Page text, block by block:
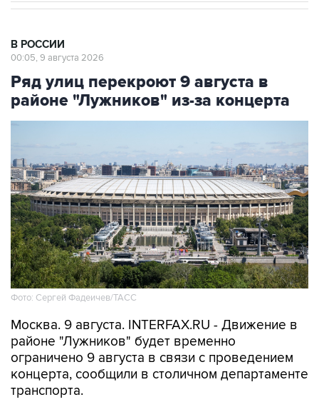
В РОССИИ
00:05, 9 августа 2026
Ряд улиц перекроют 9 августа в
районе "Лужников" из-за концерта
Фото: Сергей Фадеичев/ТАСС
Москва. 9 августа. INTERFAX.RU - Движение в
районе "Лужников" будет временно
ограничено 9 августа в связи с проведением
концерта, сообщили в столичном департаменте
транспорта.